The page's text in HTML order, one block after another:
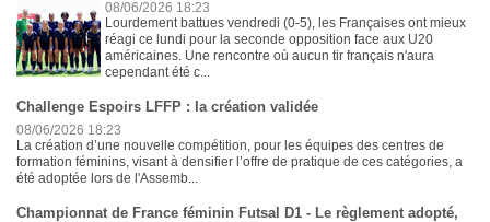
08/06/2026 18:23
Lourdement battues vendredi (0-5), les Françaises ont mieux
réagi ce lundi pour la seconde opposition face aux U20
américaines. Une rencontre où aucun tir français n'aura
cependant été c...
Challenge Espoirs LFFP : la création validée
08/06/2026 18:23
La création d’une nouvelle compétition, pour les équipes des centres de
formation féminins, visant à densifier l’offre de pratique de ces catégories, a
été adoptée lors de l'Assemb...
Championnat de France féminin Futsal D1 - Le règlement adopté,